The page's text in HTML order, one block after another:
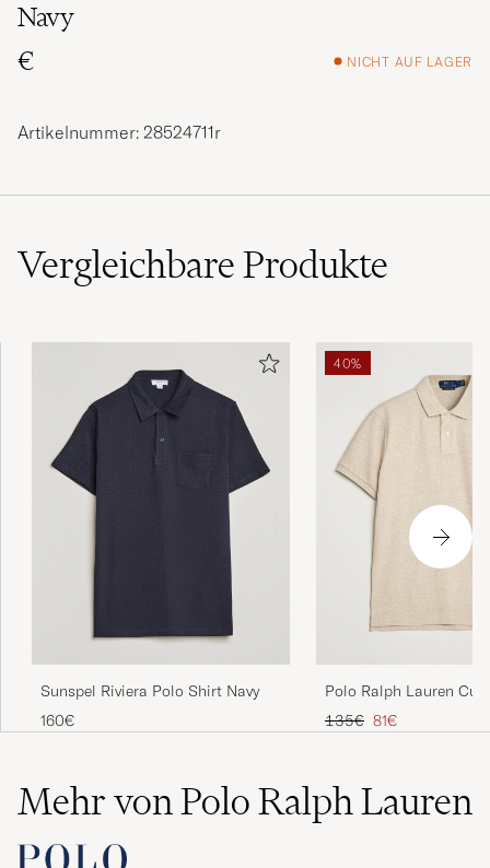
Navy
€
NICHT AUF LAGER
Artikelnummer: 28524711r
VergleichbareProdukte
Sunspel Riviera Polo Shirt Navy
160€
40%
Polo Ralph Lauren
Fit Polo Expedition
Regulärer Preis
135€ Reduzierter Preis
81€
Mehr von Polo Ralph Lauren